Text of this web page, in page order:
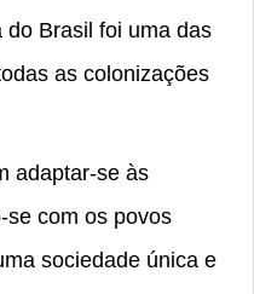
do Brasil foi uma das
as colonizações
adaptar-se às
se com os povos
sociedade única e